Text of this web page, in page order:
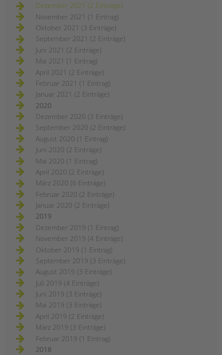
Dezember 2021 (2 Einträge)
November 2021 (1 Eintrag)
Oktober 2021 (3 Einträge)
September 2021 (2 Einträge)
Juni 2021 (2 Einträge)
Mai 2021 (1 Eintrag)
April 2021 (2 Einträge)
Februar 2021 (1 Eintrag)
Januar 2021 (2 Einträge)
2020
Dezember 2020 (3 Einträge)
September 2020 (2 Einträge)
August 2020 (1 Eintrag)
Juni 2020 (2 Einträge)
Mai 2020 (1 Eintrag)
April 2020 (2 Einträge)
März 2020 (6 Einträge)
Februar 2020 (2 Einträge)
Januar 2020 (2 Einträge)
2019
Dezember 2019 (1 Eintrag)
November 2019 (4 Einträge)
Oktober 2019 (1 Eintrag)
September 2019 (3 Einträge)
August 2019 (3 Einträge)
Juli 2019 (4 Einträge)
Juni 2019 (3 Einträge)
Mai 2019 (3 Einträge)
April 2019 (2 Einträge)
März 2019 (3 Einträge)
Februar 2019 (1 Eintrag)
2018